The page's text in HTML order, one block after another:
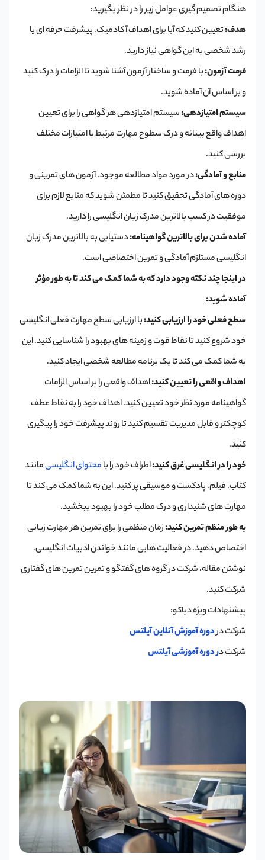
هنگام تصمیم گیری عوامل زیر را در نظر بگیرید:
هدف:تعیین کنید که آیا برای اهداف آکادمیک، پیشرفت حرفه ای یا
رشد شخصی به این گواهی نیاز دارید.
فرمت آزمون:با فرمت و ساختار آزمون آشنا شوید تا الزامات را درک کنید
و بر اساس آن آماده شوید.
سیستم امتیازدهی:سیستم امتیازدهی هر گواهی را برای تعیین
اهداف واقع بینانه و درک سطوح مهارت مرتبط با امتیازات مختلف
بررسی کنید.
منابع و آمادگی:در مورد مواد مطالعه موجود، آزمون های تمرینی و
دوره های آمادگی تحقیق کنید تا مطمئن شوید که منابع لازم برای
موفقیت در کسب بالاترین مدرک زبان انگلیسی را دارید.
آماده شدن برای بالاترین گواهینامه:دستیابی به بالاترین مدرک زبان
انگلیسی مستلزم آمادگی و تمرین اختصاصی است.
در اینجا چند نکته وجود دارد که به شما کمک می کند تا به طور مؤثر
آماده شوید:
سطح فعلی خود را ارزیابی کنید:با ارزیابی سطح مهارت فعلی انگلیسی
خود شروع کنید تا نقاط قوت و زمینه های بهبود را شناسایی کنید. این
به شما کمک می کند تا یک برنامه مطالعه شخصی ایجاد کنید.
اهداف واقعی را تعیین کنید:اهداف واقعی را بر اساس الزامات
گواهینامه مورد نظر خود تعیین کنید. اهداف خود را به نقاط عطف
کوچکتر و قابل مدیریت تقسیم کنید تا روند پیشرفت خود را پیگیری
کنید.
خود را در انگلیسی غرق کنید:اطراف خود را بامحتوای انگلیسیمانند
کتاب، فیلم، پادکست و موسیقی پر کنید. این به شما کمک می کند تا
مهارت های شنیداری و درک مطلب خود را بهبود ببخشید.
به طور منظم تمرین کنید:زمان منظمی را برای تمرین هر مهارت زبانی
اختصاص دهید. در فعالیت هایی مانند خواندن ادبیات انگلیسی،
نوشتن مقاله، شرکت در گروه های گفتگو و تمرین تمرین های گفتاری
شرکت کنید.
پیشنهادات ویژه دیاکو:
شرکت دردوره آموزش آنلاین آیلتس
شرکت در دوره آموزشی آیلتس